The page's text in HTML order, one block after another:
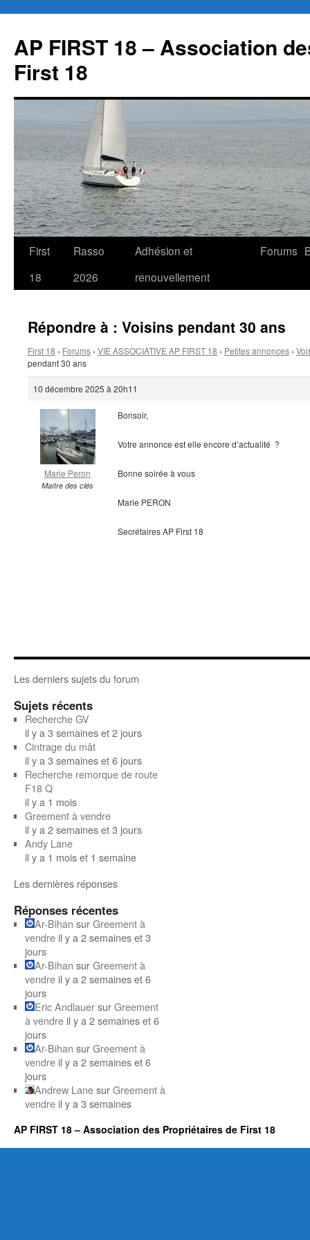
contenu
AP FIRST 18 – Association
First 18
First
18
Rasso
2026
Adhésion et
renouvellement
Forums
Répondre à : Voisins pendant 30 ans
First 18 › Forums › VIE ASSOCIATIVE AP FIRST 18 › Petites annonces ›
pendant 30 ans
10 décembre 2025 à 20h11
Marie Peron
Maître des clés
Bonsoir,
Votre annonce est elle encore d’actualité ?
Bonne soirée à vous
Marie PERON
Secrétaires AP First 18
Les derniers sujets du forum
Sujets récents
Recherche GV
il y a 3 semaines et 2 jours
Cintrage du mât
il y a 3 semaines et 6 jours
Recherche remorque de route
F18 Q
il y a 1 mois
Greement à vendre
il y a 2 semaines et 3 jours
Andy Lane
il y a 1 mois et 1 semaine
Les dernières réponses
Réponses récentes
Ar-Bihan surGreement à
vendre il y a 2 semaines et 3
jours
Ar-Bihan surGreement à
vendre il y a 2 semaines et 6
jours
Eric AndlauersurGreement
à vendre il y a 2 semaines et 6
jours
Ar-Bihan surGreement à
vendre il y a 2 semaines et 6
jours
Andrew LanesurGreement à
vendre il y a 3 semaines
AP FIRST 18 – Association des Propriétaires de First 18